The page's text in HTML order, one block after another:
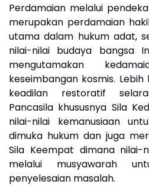
Perdamaian melalui
merupakan perdamaian
utama dalam hukum adat,
nilai-nilai budaya bangsa
mengutamakan
keseimbangan kosmis.
keadilan restoratif
Pancasila khususnya Sila
nilai-nilai kemanusiaan
dimuka hukum dan juga
Sila Keempat dimana nilai-
melalui musyawarah
penyelesaian masalah.